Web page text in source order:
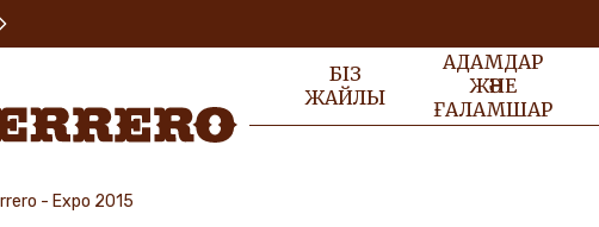
БІЗ
ЖАЙЛЫ
АДАМДАР
ЖӘНЕ
ҒАЛАМШАР
- Expo 2015